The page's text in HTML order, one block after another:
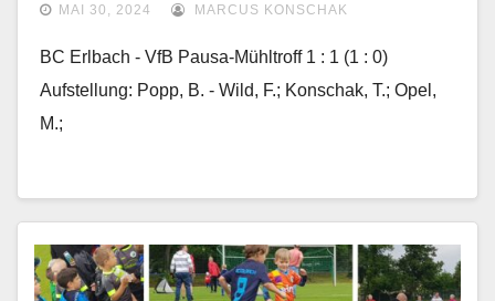
MAI 30, 2024 MARCUS KONSCHAK
BC Erlbach - VfB Pausa-Mühltroff 1 : 1 (1 : 0)
Aufstellung: Popp, B. - Wild, F.; Konschak, T.; Opel,
M.;